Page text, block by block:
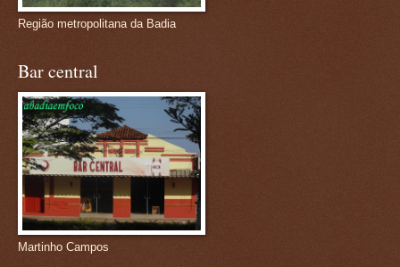
Região metropolitana da Badia
Bar central
Martinho Campos